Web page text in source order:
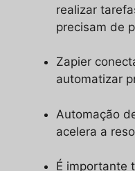
realizar
precisam de
Zapier
automatizar
Automação
acelera a
É importante